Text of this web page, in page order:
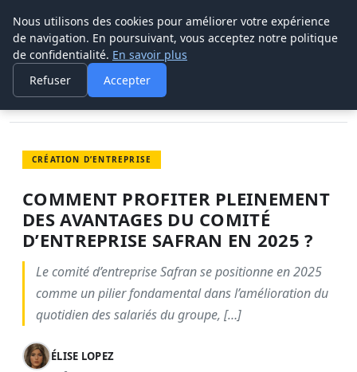
POUVOIR OUVRIER
ACCUEIL
CRÉATION D’ENTREPRISE
COMMENT PROFITER PLEINEMENT DES AVANTAGES DU COMITÉ…
CRÉATION D’ENTREPRISE
COMMENT PROFITER PLEINEMENT
DES AVANTAGES DU COMITÉ
D’ENTREPRISE SAFRAN EN 2025 ?
Le comité d’entreprise Safran se positionne en 2025
comme un pilier fondamental dans l’amélioration du
quotidien des salariés du groupe, […]
ÉLISE LOPEZ
Nous utilisons des cookies pour améliorer votre expérience
de navigation. En poursuivant, vous acceptez notre politique
de confidentialité. En savoir plus
Refuser
Accepter